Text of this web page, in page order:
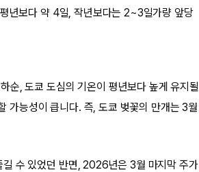
년보다 약 4일, 작년보다는 2~3일가량 앞당
순, 도쿄 도심의 기온이 평년보다 높게 유지될
가능성이 큽니다. 즉, 도쿄 벚꽃의 만개는 3월
수 있었던 반면, 2026년은 3월 마지막 주가